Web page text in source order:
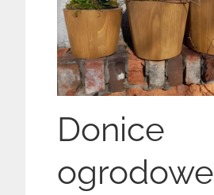
Donice
ogrodowe